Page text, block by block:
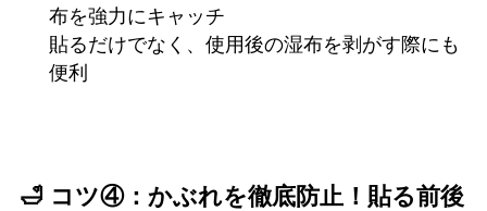
布を強力にキャッチ
貼るだけでなく、使用後の湿布を剥がす際にも
便利
🛁 コツ④：かぶれを徹底防止！貼る前後